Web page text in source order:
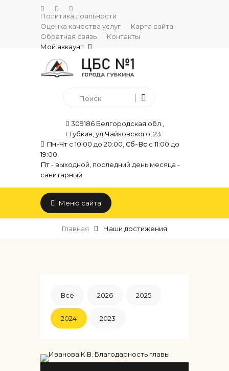
Политика лояльности
Оценка качества услуг
Карта сайта
Обратная связь
Контакты
Мой аккаунт
309186 Белгородская обл.,
г.Губкин, ул.Чайковского, 23
Пн-Чт с 10:00 до 20:00, Сб-Вс с 11:00 до
19:00,
Пт- выходной, последний день месяца -
санитарный
Меню сайта
Главная Наши достижения
Все 2026 2025
2024 2023